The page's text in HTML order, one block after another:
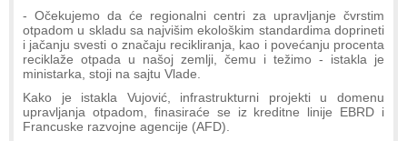
- Očekujemo da će regionalni centri za upravljanje čvrstim
otpadom u skladu sa najvišim ekološkim standardima doprineti
i jačanju svesti o značaju recikliranja, kao i povećanju procenta
reciklaže otpada u našoj zemlji, čemu i težimo - istakla je
ministarka, stoji na sajtu Vlade.
Kako je istakla Vujović, infrastrukturni projekti u domenu
upravljanja otpadom, finasiraće se iz kreditne linije EBRD i
Francuske razvojne agencije (AFD).